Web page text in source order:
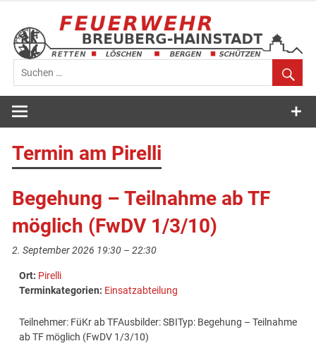
springen
Feuerwehr
Breuberg-
Termin am Pirelli
Begehung – Teilnahme ab TF
möglich (FwDV 1/3/10)
2. September 2026 19:30 –22:30
Ort: Pirelli
Terminkategorien: Einsatzabteilung
Teilnehmer: FüKr ab TFAusbilder: SBITyp: Begehung – Teilnahme
ab TF möglich (FwDV 1/3/10)